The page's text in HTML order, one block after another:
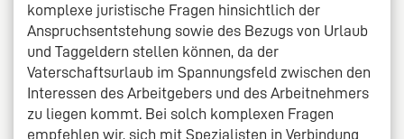
komplexe juristische Fragen hinsichtlich der
Anspruchsentstehung sowie des Bezugs von Urlaub
und Taggeldern stellen können, da der
Vaterschaftsurlaub im Spannungsfeld zwischen den
Interessen des Arbeitgebers und des Arbeitnehmers
zu liegen kommt. Bei solch komplexen Fragen
empfehlen wir, sich mit Spezialisten in Verbindung